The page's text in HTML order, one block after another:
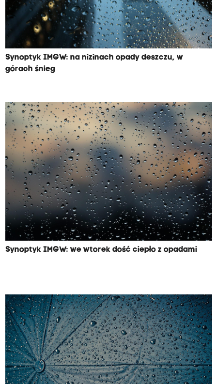
Synoptyk IMGW: na nizinach opady deszczu, w
górach śnieg
Synoptyk IMGW: we wtorek dość ciepło z opadami